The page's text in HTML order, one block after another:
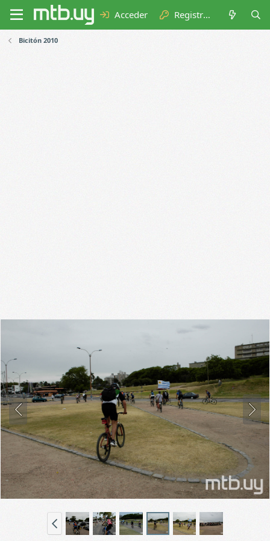
Acceder Registrarse
Bicitón 2010